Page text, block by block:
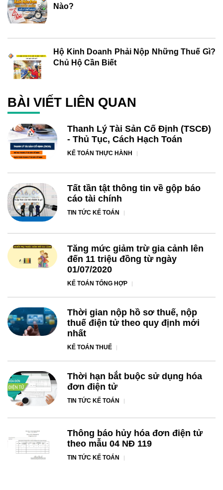
Nào?
Hộ Kinh Doanh Phải Nộp Những Thuế Gì?
Chủ Hộ Cần Biết
BÀI VIẾT LIÊN QUAN
Thanh Lý Tài Sản Cố Định (TSCĐ)
- Thủ Tục, Cách Hạch Toán
KẾ TOÁN THỰC HÀNH
Tất tần tật thông tin về gộp báo
cáo tài chính
TIN TỨC KẾ TOÁN
Tăng mức giảm trừ gia cảnh lên
đến 11 triệu đồng từ ngày
01/07/2020
KẾ TOÁN TỔNG HỢP
Thời gian nộp hồ sơ thuế, nộp
thuế điện tử theo quy định mới
nhất
KẾ TOÁN THUẾ
Thời hạn bắt buộc sử dụng hóa
đơn điện tử
TIN TỨC KẾ TOÁN
Thông báo hủy hóa đơn điện tử
theo mẫu 04 NĐ 119
TIN TỨC KẾ TOÁN